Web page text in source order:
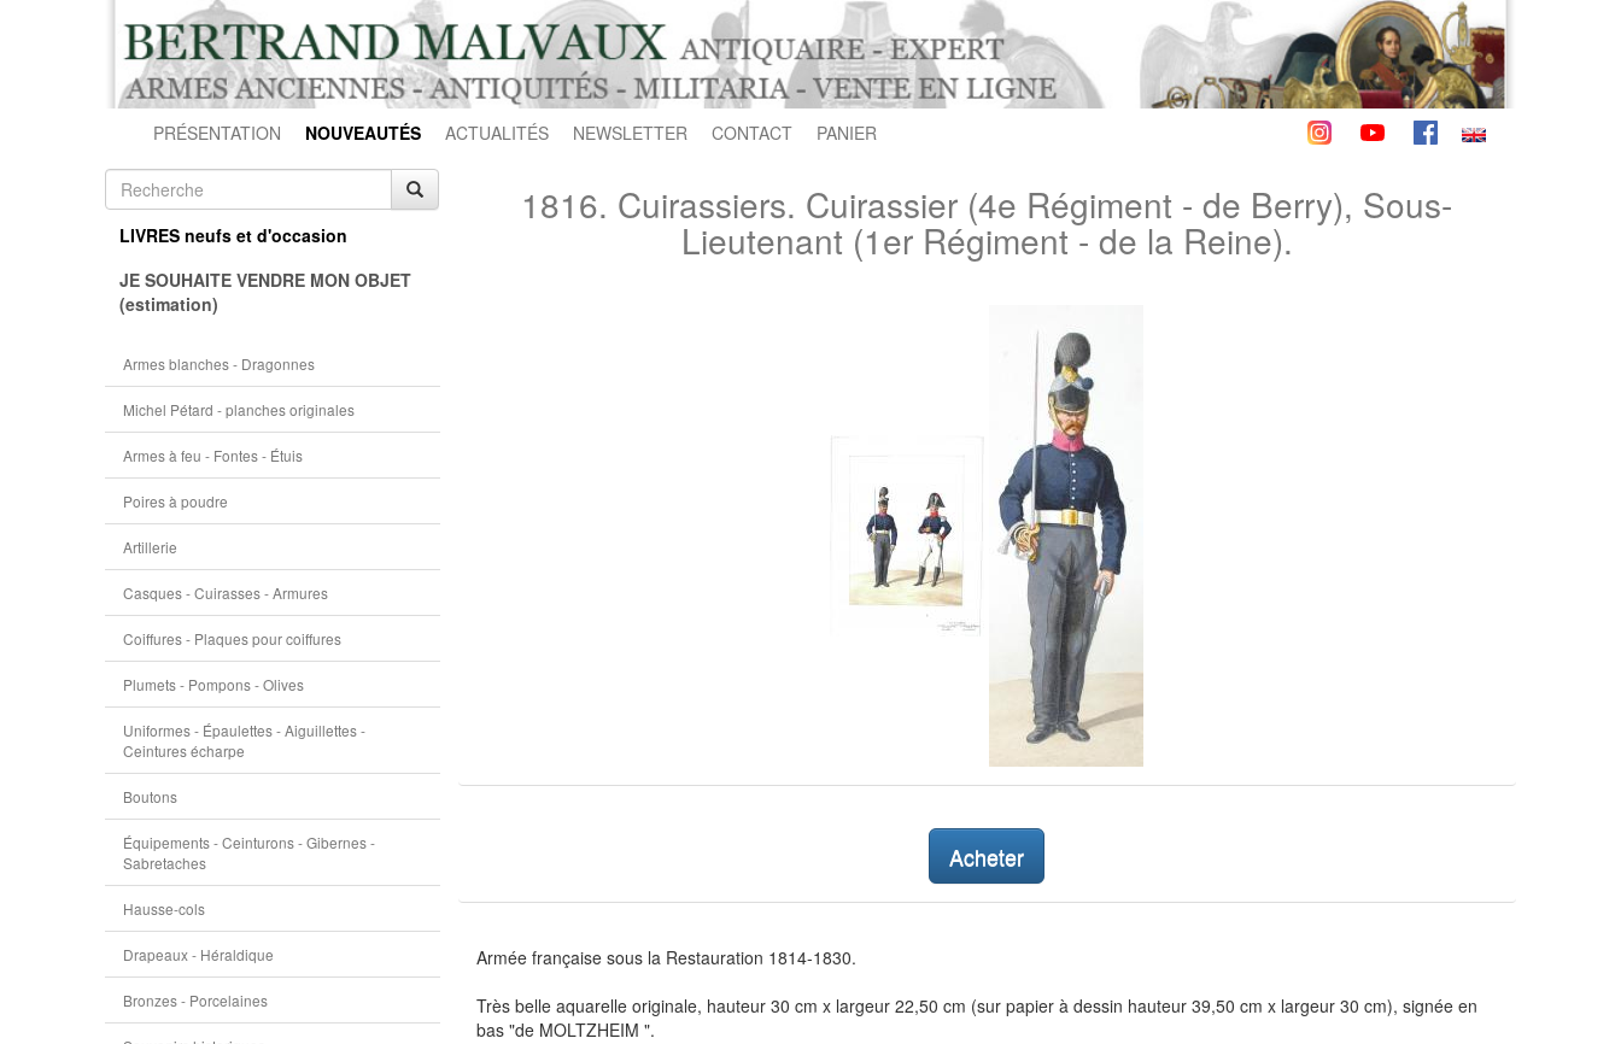
PRÉSENTATION NOUVEAUTÉS ACTUALITÉS NEWSLETTER CONTACT PANIER
LIVRES neufs et d'occasion
JE SOUHAITE VENDRE MON OBJET
(estimation)
Armes blanches - Dragonnes
Michel Pétard - planches originales
Armes à feu - Fontes - Étuis
Poires à poudre
Artillerie
Casques - Cuirasses - Armures
Coiffures - Plaques pour coiffures
Plumets - Pompons - Olives
Uniformes - Épaulettes - Aiguillettes -
Ceintures écharpe
Boutons
Équipements - Ceinturons - Gibernes -
Sabretaches
Hausse-cols
Drapeaux - Héraldique
Bronzes - Porcelaines
1816. Cuirassiers. Cuirassier (4e Régiment - de Berry), Sous-
Lieutenant (1er Régiment - de la Reine).
Acheter
Armée française sous la Restauration 1814-1830.
Très belle aquarelle originale, hauteur 30 cm x largeur 22,50 cm (sur papier à dessin hauteur 39,50 cm x largeur 30 cm), signée en
bas "de MOLTZHEIM ".